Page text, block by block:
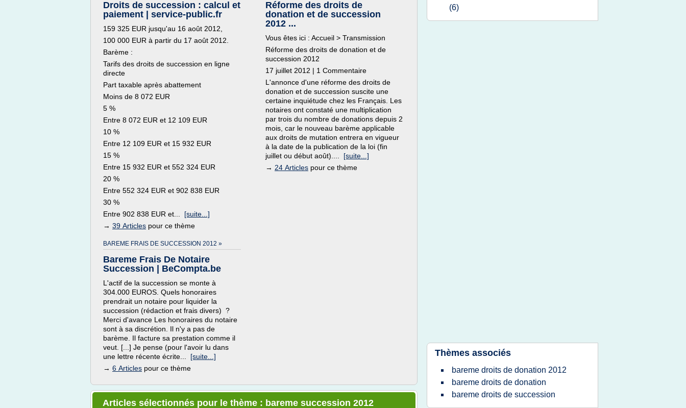
Droits de succession : calcul et
paiement | service-public.fr
159 325 EUR jusqu'au 16 août 2012,
100 000 EUR à partir du 17 août 2012.
Barème :
Tarifs des droits de succession en ligne
directe
Part taxable après abattement
Moins de 8 072 EUR
5 %
Entre 8 072 EUR et 12 109 EUR
10 %
Entre 12 109 EUR et 15 932 EUR
15 %
Entre 15 932 EUR et 552 324 EUR
20 %
Entre 552 324 EUR et 902 838 EUR
30 %
Entre 902 838 EUR et... [suite...]
→ 39 Articles pour ce thème
Réforme des droits de
donation et de succession
2012 ...
Vous êtes ici : Accueil > Transmission
Réforme des droits de donation et de
succession 2012
17 juillet 2012 | 1 Commentaire
L'annonce d'une réforme des droits de
donation et de succession suscite une
certaine inquiétude chez les Français. Les
notaires ont constaté une multiplication
par trois du nombre de donations depuis 2
mois, car le nouveau barème applicable
aux droits de mutation entrera en vigueur
à la date de la publication de la loi (fin
juillet ou début août).... [suite...]
→ 24 Articles pour ce thème
BAREME FRAIS DE SUCCESSION 2012 »
Bareme Frais De Notaire
Succession | BeCompta.be
L'actif de la succession se monte à
304.000 EUROS. Quels honoraires
prendrait un notaire pour liquider la
succession (rédaction et frais divers) ?
Merci d'avance Les honoraires du notaire
sont à sa discrétion. Il n'y a pas de
barème. Il facture sa prestation comme il
veut. [...] Je pense (pour l'avoir lu dans
une lettre récente écrite... [suite...]
→ 6 Articles pour ce thème
Articles sélectionnés pour le thème : bareme succession 2012
(6)
Thèmes associés
bareme droits de donation 2012
bareme droits de donation
bareme droits de succession